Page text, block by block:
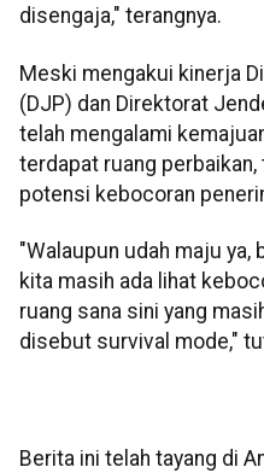
disengaja," terangnya.
Meski mengakui kinerja
(DJP) dan Direktorat
telah mengalami
terdapat ruang
potensi kebocoran
"Walaupun udah maju ya,
kita masih ada lihat
ruang sana sini yang
disebut survival mode,"
Berita ini telah tayang di